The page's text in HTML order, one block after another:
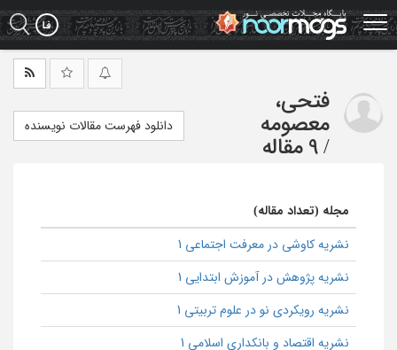
Skip
to
main
فتحی،
معصومه
/ 9 مقاله
دانلود فهرست مقالات نویسنده
مجله (تعداد مقاله)
نشریه کاوشی در معرفت اجتماعی 1
نشریه پژوهش در آموزش ابتدایی 1
نشریه رویکردی نو در علوم تربیتی 1
نشریه اقتصاد و بانکداری اسلامی 1